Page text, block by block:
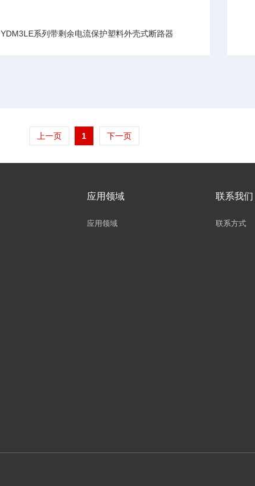
YDM3LE系列带剩余电流保护塑料外壳式断路器
上一页 1 下一页
应用领域
应用领域
联系我们
联系方式